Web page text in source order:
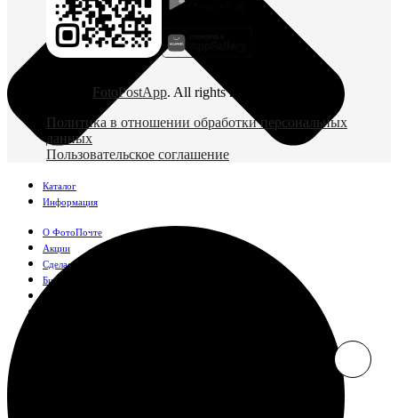
FotoPostApp. All rights reserved
Политика в отношении обработки персональных
данных
Пользовательское соглашение
Каталог
Информация
О ФотоПочте
Акции
Сделаем за вас
Бизнесу